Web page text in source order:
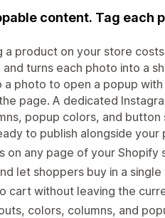
content. Tag each
a product on your store
turns each photo into a
a photo to open a popup
page. A dedicated
popup colors, and
to publish alongside
on any page of your Shopify
let shoppers buy in a single
cart without leaving the
colors, columns, and